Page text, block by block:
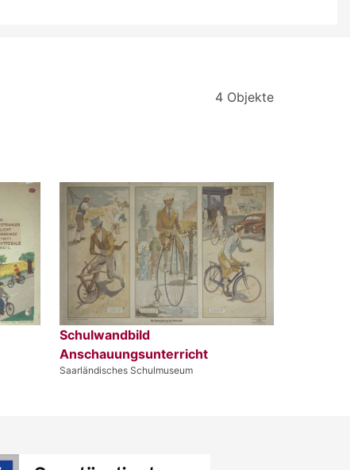
4 Objekte
Schulwandbild
Anschauungsunterricht
Saarländisches Schulmuseum